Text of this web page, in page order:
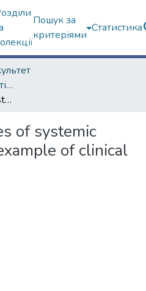
Пошук за
критеріями
Статистика
Наукові роботи студентів та аспірантів. Медичний факультет
Diagnostics issues of systemic sclerosis on the example of clinical case
of systemic
of clinical